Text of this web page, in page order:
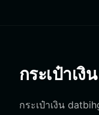
กระเป๋าเ
กระเป๋าเงิน